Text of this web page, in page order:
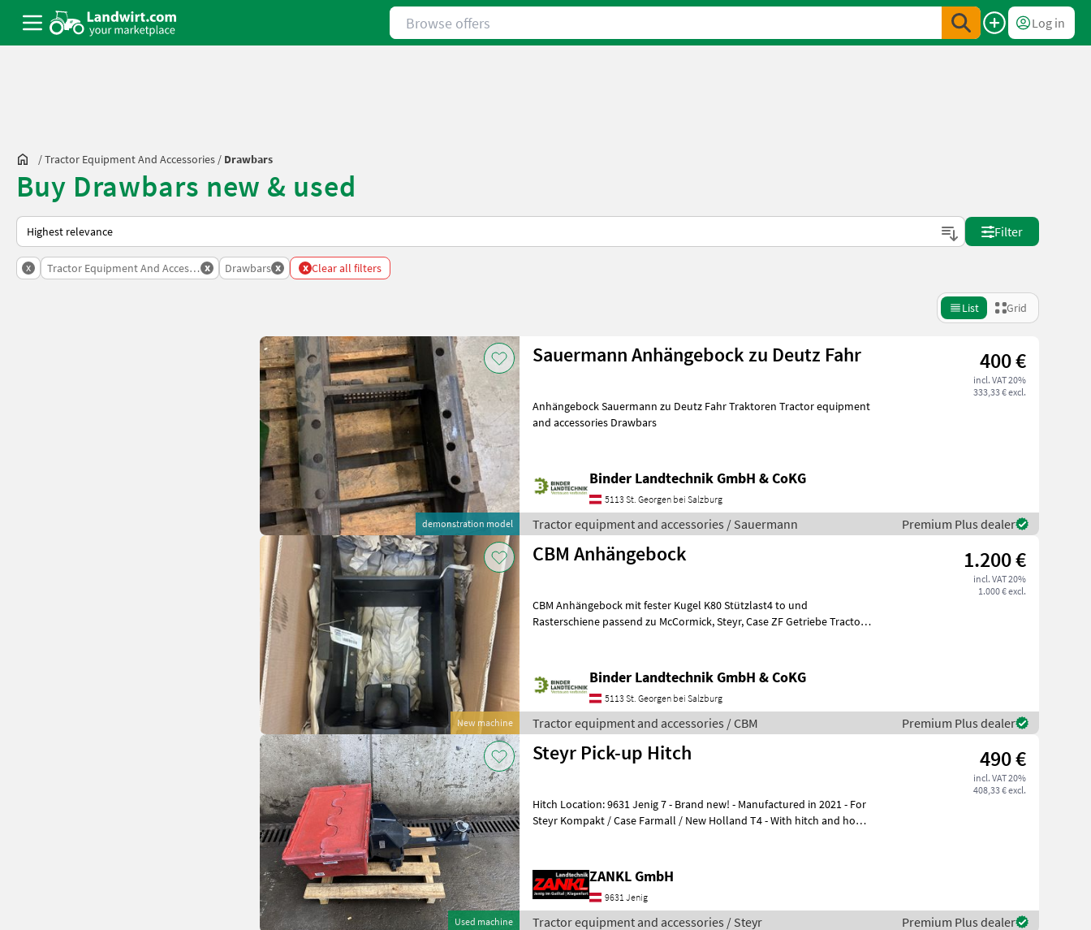
Browse offers
Log in
/Tractor Equipment And Accessories / Drawbars
Buy Drawbars new & used
This is how sorting works on Landwirt.com
Filter
x Tractor Equipment And Accessories
x Drawbars x x Clear all filters
List Grid
demonstration model
Sauermann Anhängebock zu Deutz Fahr 400 €
incl. VAT 20%
333,33 € excl.
Anhängebock Sauermann zu Deutz Fahr Traktoren Tractor equipment
and accessories Drawbars
Binder Landtechnik GmbH & CoKG
5113 St. Georgen bei Salzburg
Tractor equipment and accessories / Sauermann Premium Plus dealer
New machine
CBM Anhängebock 1.200 €
incl. VAT 20%
1.000 € excl.
CBM Anhängebock mit fester Kugel K80 Stützlast4 to und
Rasterschiene passend zu McCormick, Steyr, Case ZF Getriebe Tractor
Binder Landtechnik GmbH & CoKG
5113 St. Georgen bei Salzburg
Tractor equipment and accessories / CBM Premium Plus dealer
Used machine
Steyr Pick-up Hitch 490 €
incl. VAT 20%
408,33 € excl.
Hitch Location: 9631 Jenig 7 - Brand new! - Manufactured in 2021 - For
Steyr Kompakt / Case Farmall / New Holland T4 - With hitch and hook
ZANKL GmbH
9631 Jenig
Tractor equipment and accessories / Steyr Premium Plus dealer